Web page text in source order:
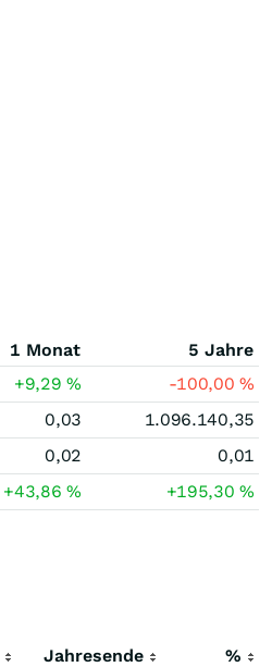
1 Monat
5 Jahre
+9,29% -100,00%
0,03
1.096.140,35
0,02
0,01
+43,86% +195,30%
Jahresende
%